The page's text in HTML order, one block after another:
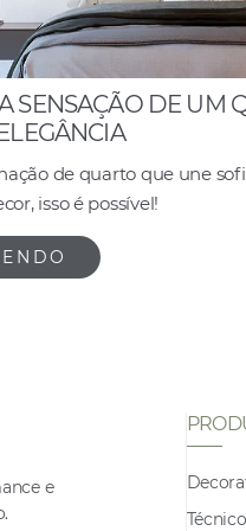
SENSAÇÃO DE UM
de quarto que une
isso é possível!
e
Técnico